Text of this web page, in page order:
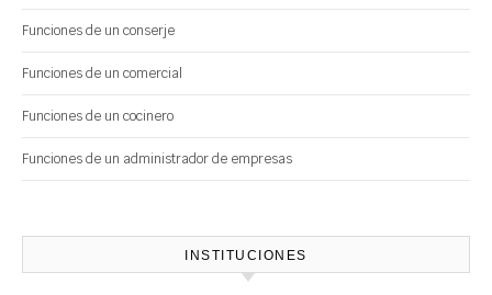
Funciones de un conserje
Funciones de un comercial
Funciones de un cocinero
Funciones de un administrador de empresas
INSTITUCIONES